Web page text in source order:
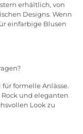
erhältlich, von
Designs. Wenn
einfarbige Blusen
formelle Anlässe.
und eleganten
Look zu